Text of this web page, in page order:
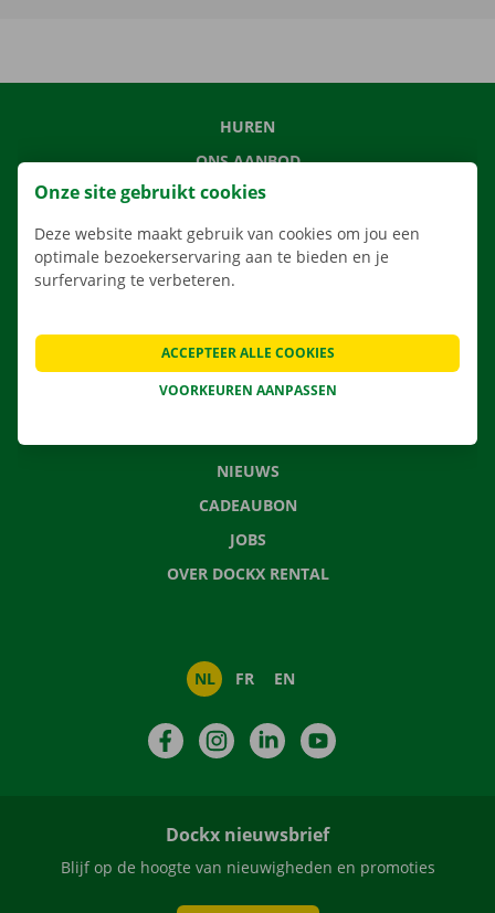
HUREN
ONS AANBOD
ONZE DIENSTEN
LOCATIES
APP
CONTACTEER ONS
NIEUWS
CADEAUBON
JOBS
OVER DOCKX RENTAL
NL FR EN
FacebookInstagramLinkedIn
Dockx nieuwsbrief
Blijf op de hoogte van nieuwigheden en promoties
Onze site gebruikt cookies
Deze website maakt gebruik van cookies om jou een
optimale bezoekerservaring aan te bieden en je
surfervaring te verbeteren.
VOORKEUREN AANPASSEN
ACCEPTEER ALLE COOKIES